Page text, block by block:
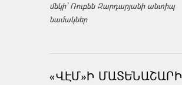
մեկի՝ Ռուբեն Զարդարյանի անտիպ
նամակներ
«ՎԷՄ»Ի ՄԱՏԵՆԱՇԱՐԻ